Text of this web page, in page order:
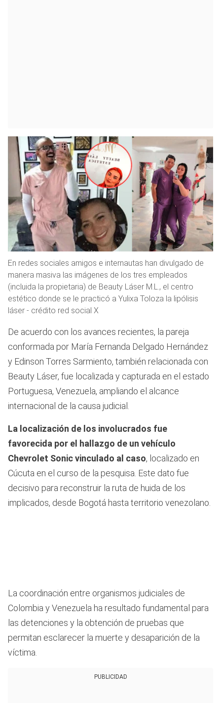
En redes sociales amigos e internautas han divulgado de
manera masiva las imágenes de los tres empleados
(incluida la propietaria) de Beauty Láser M.L., el centro
estético donde se le practicó a Yulixa Toloza la lipólisis
láser - crédito red social X
De acuerdo con los avances recientes, la pareja
conformada por María Fernanda Delgado Hernández
y Edinson Torres Sarmiento, también relacionada con
Beauty Láser, fue localizada y capturada en el estado
Portuguesa, Venezuela, ampliando el alcance
internacional de la causa judicial.
La localización de los involucrados fue
favorecida por el hallazgo de un vehículo
Chevrolet Sonic vinculado al caso, localizado en
Cúcuta en el curso de la pesquisa. Este dato fue
decisivo para reconstruir la ruta de huida de los
implicados, desde Bogotá hasta territorio venezolano.
La coordinación entre organismos judiciales de
Colombia y Venezuela ha resultado fundamental para
las detenciones y la obtención de pruebas que
permitan esclarecer la muerte y desaparición de la
víctima.
PUBLICIDAD